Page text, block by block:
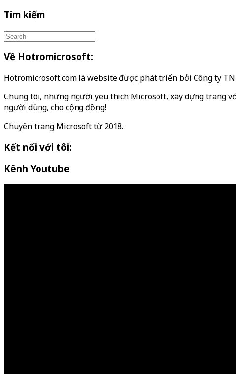
Tìm kiếm
Về Hotromicrosoft:
Hotromicrosoft.com là website được phát triển bởi Công ty
Chúng tôi, những người yêu thích Microsoft, xây dựng trang
người dùng, cho cộng đồng!
Chuyên trang Microsoft từ 2018.
Kết nối với tôi:
Kênh Youtube